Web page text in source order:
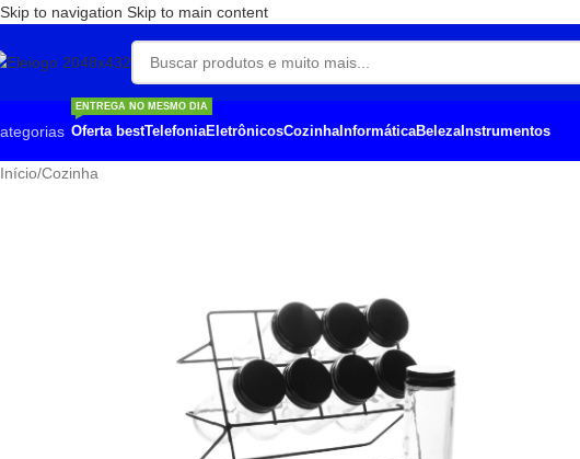
Skip to navigation Skip to main content
Oferta best
ENTREGA NO MESMO DIA
TelefoniaEletrônicosCozinhaInformáticaBelezaInstrumentos
Início/Cozinha